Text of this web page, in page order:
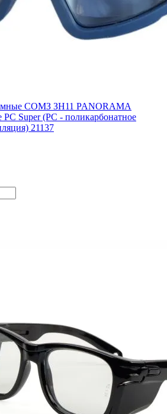
СОМЗ ЗН11 PANORAMA
PC Super (РС - поликарбонатное
21137